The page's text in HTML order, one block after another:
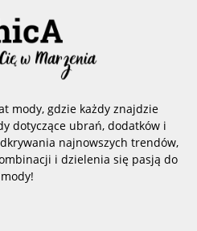
mody, gdzie każdy znajdzie
dotyczące ubrań, dodatków i
najnowszych trendów,
i dzielenia się pasją do
mody!